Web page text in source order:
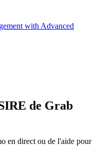
with Advanced
de Grab
en direct ou de l'aide pour